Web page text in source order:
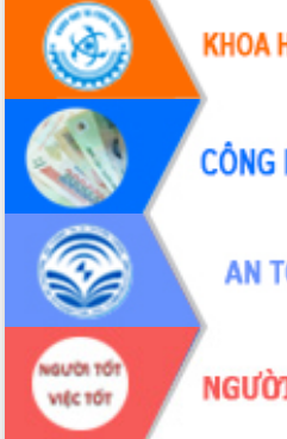
Ứng dụng sinh trắc học - Bước tiến
trong hành trình chuyển đổi số tại Đắk
Đắk Lắk nâng cao hiệu quả công tác
Đảng từ Sổ tay đảng viên điện tử
Đắk Lắk đẩy mạnh nuôi biển công
nghệ, hướng tới phát triển thủy sản
bền vững
Tập huấn nâng cao năng lực triển khai
chuyển đổi số cho cán bộ, công chức
cấp xã
Đắk Lắk phát động hưởng ứng Ngày
Quyền của người tiêu dùng Việt Nam
2026
Đẩy mạnh cải cách hành chính, quyết
tâm đạt được mục tiêu tăng trưởng